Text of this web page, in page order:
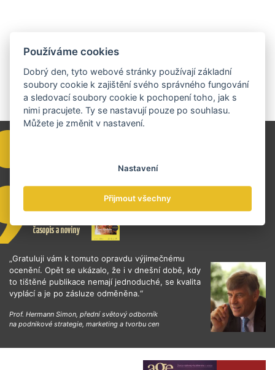
„Gratuluji vám k tomuto opravdu výjimečnému
ocenění. Opět se ukázalo, že i v dnešní době, kdy
to tištěné publikace nemají jednoduché, se kvalita
vyplácí a je po zásluze odměněna.“
Prof. Hermann Simon, přední světový odborník
na podnikové strategie, marketing a tvorbu cen
Používáme cookies
Dobrý den, tyto webové stránky používají základní
soubory cookie k zajištění svého správného fungování
a sledovací soubory cookie k pochopení toho, jak s
nimi pracujete. Ty se nastavují pouze po souhlasu.
Můžete je změnit v nastavení.
Nastavení
Přijmout všechny